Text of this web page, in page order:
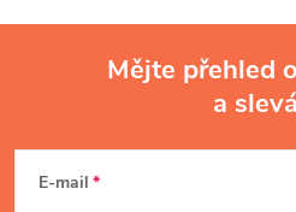
Mějte přehled
a
E-mail